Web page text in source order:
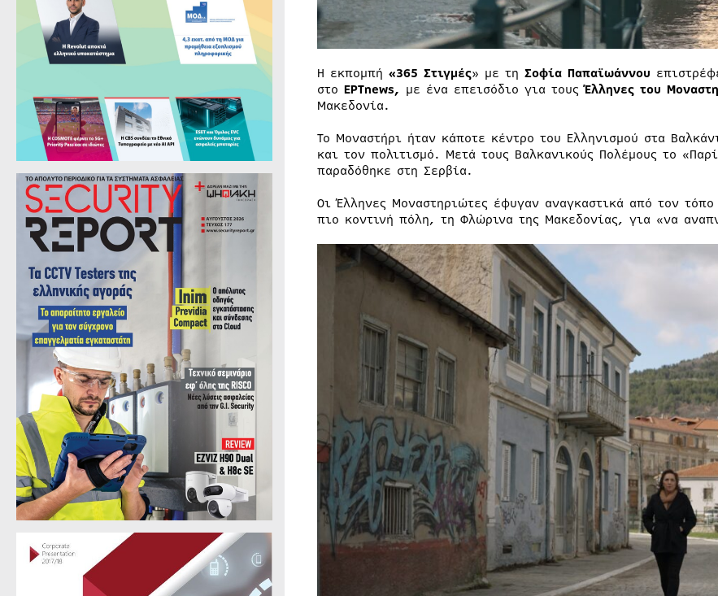
Η εκπομπή «365 Στιγμές» με τη Σοφία Παπαϊωάννου
στο ΕΡΤnews, με ένα επεισόδιο για τουςΈλληνες του
Μακεδονία.
Το Μοναστήρι ήταν κάποτε κέντρο του Ελληνισμού στα
και τον πολιτισμό. Μετά τους Βαλκανικούς Πολέμους το
παραδόθηκε στη Σερβία.
Οι Έλληνες Μοναστηριώτες έφυγαν αναγκαστικά από τον
πιο κοντινή πόλη, τη Φλώρινα της Μακεδονίας, για «να